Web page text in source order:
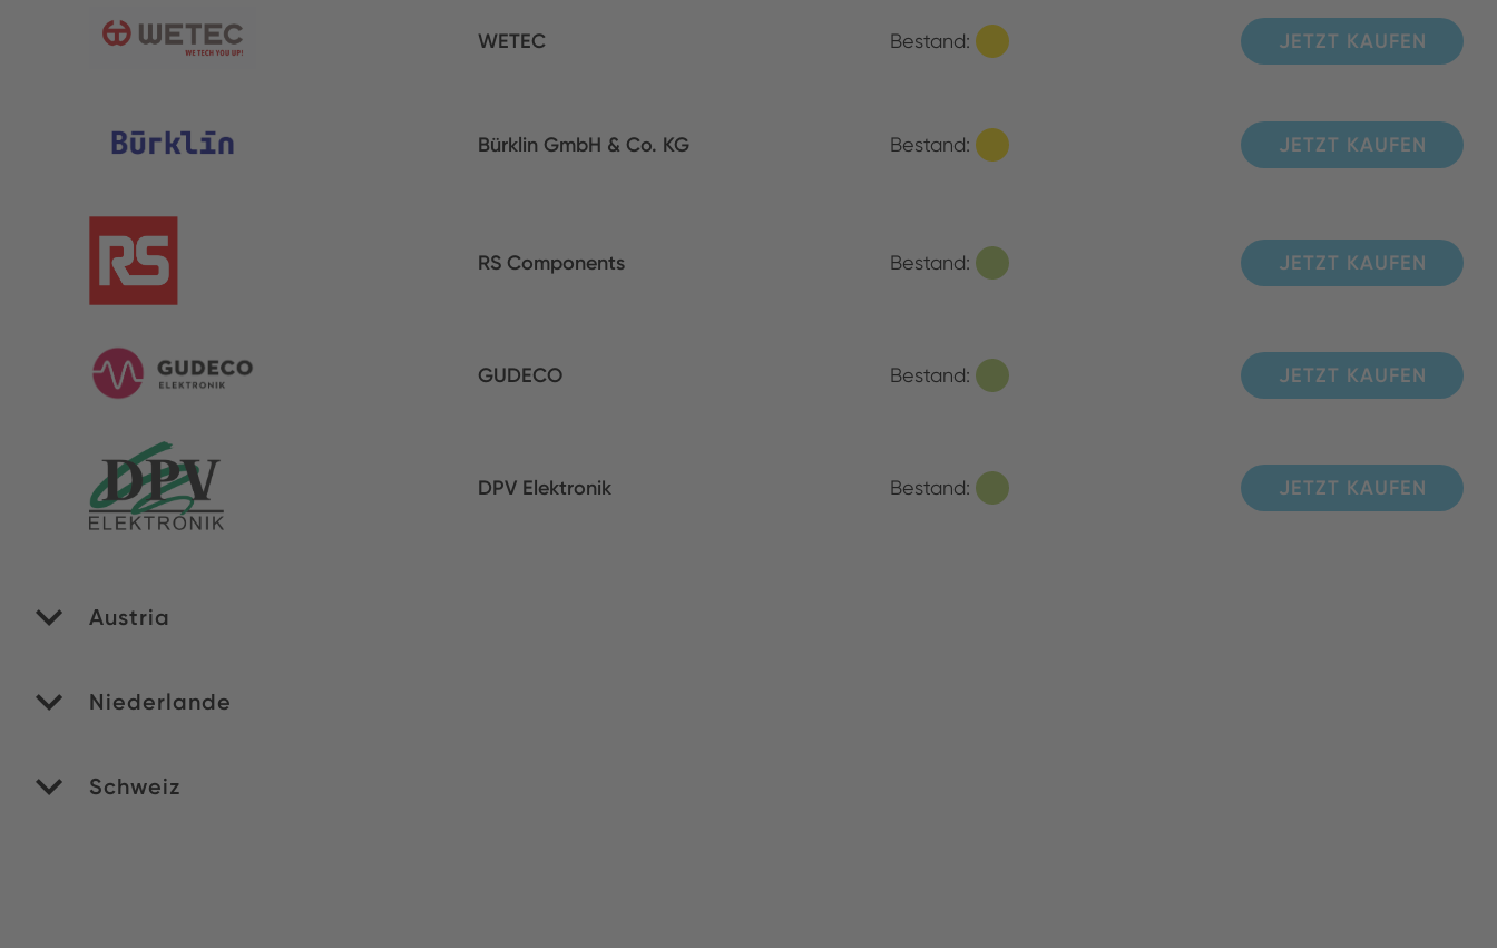
WETEC Bestand: JETZT KAUFEN
Bürklin GmbH & Co. KG Bestand: JETZT KAUFEN
RS Components Bestand: JETZT KAUFEN
GUDECO Bestand: JETZT KAUFEN
DPV Elektronik Bestand: JETZT KAUFEN
Austria
Niederlande
Schweiz